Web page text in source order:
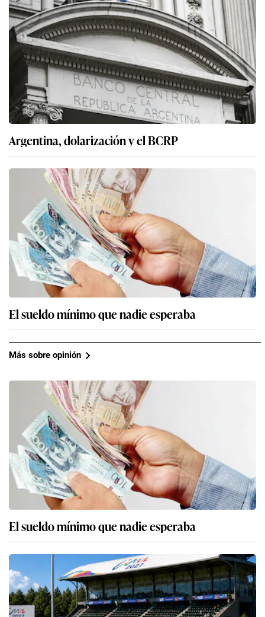
Argentina, dolarización y el BCRP
El sueldo mínimo que nadie esperaba
Más sobre opinión
El sueldo mínimo que nadie esperaba